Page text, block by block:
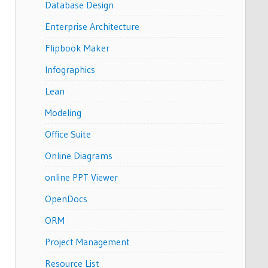
Database Design
Enterprise Architecture
Flipbook Maker
Infographics
Lean
Modeling
Office Suite
Online Diagrams
online PPT Viewer
OpenDocs
ORM
Project Management
Resource List